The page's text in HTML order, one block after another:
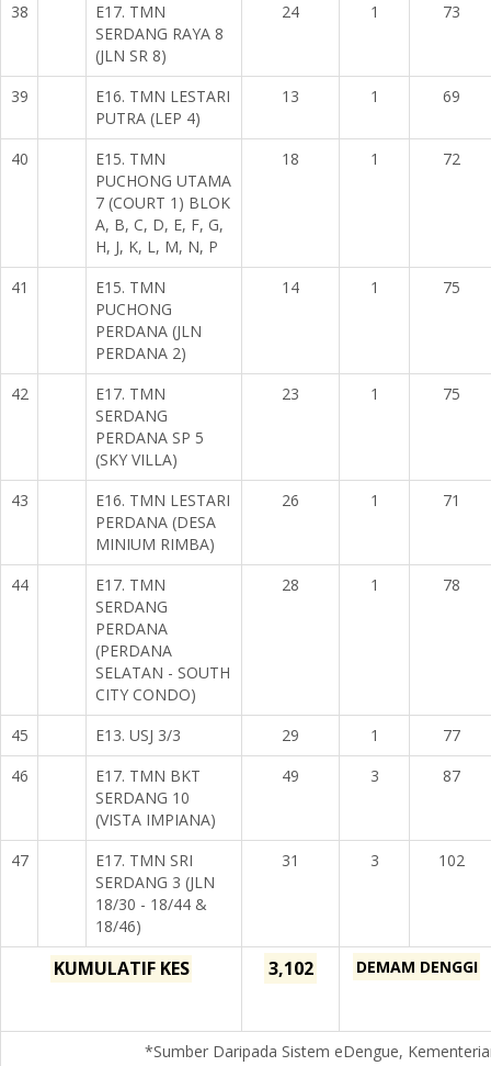
38
E17. TMN
SERDANG RAYA 8
(JLN SR 8)
24 1 73
39
E16. TMN LESTARI
PUTRA (LEP 4)
13 1 69
40
E15. TMN
PUCHONG UTAMA
7 (COURT 1) BLOK
A, B, C, D, E, F, G,
H, J, K, L, M, N, P
18 1 72
41
E15. TMN
PUCHONG
PERDANA (JLN
PERDANA 2)
14 1 75
42
E17. TMN
SERDANG
PERDANA SP 5
(SKY VILLA)
23 1 75
43
E16. TMN LESTARI
PERDANA (DESA
MINIUM RIMBA)
26 1 71
44
E17. TMN
SERDANG
PERDANA
(PERDANA
SELATAN - SOUTH
CITY CONDO)
28 1 78
45 E13. USJ 3/3 29 1
77
46
E17. TMN BKT
SERDANG 10
(VISTA IMPIANA)
49 3 87
47
E17. TMN SRI
SERDANG 3 (JLN
18/30 - 18/44 &
18/46)
31 3 102
KUMULATIF KES 3,102 DEMAM DENGGI
*Sumber Daripada Sistem eDengue,